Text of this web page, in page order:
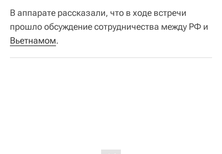
В аппарате рассказали, что в ходе встречи
прошло обсуждение сотрудничества между РФ и
Вьетнамом.